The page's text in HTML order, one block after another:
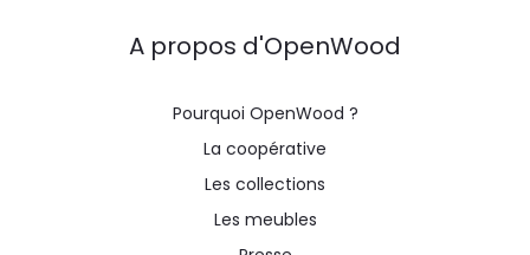
A propos d'OpenWood
Pourquoi OpenWood ?
La coopérative
Les collections
Les meubles